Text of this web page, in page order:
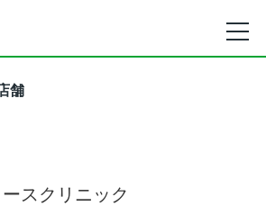
舗
スクリニック